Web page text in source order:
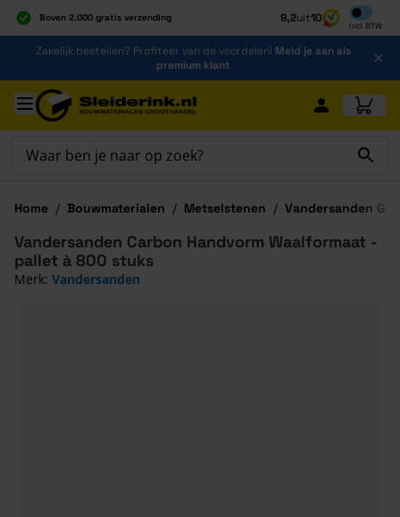
Boven 2.000 gratis verzending
Al 40 jaar dé specialist
Alles onder één dak
9,2uit10
Incl BTW
Inclusief
Ga naar de inhoud
Zakelijk bestellen? Profiteer van de voordelen! Meld je aan als
premium klant
Ga naar hoofdinhoud
Home / Bouwmaterialen / Metselstenen / Vandersanden
Vandersanden Carbon Handvorm Waalformaat -
pallet à 800 stuks
Merk: Vandersanden